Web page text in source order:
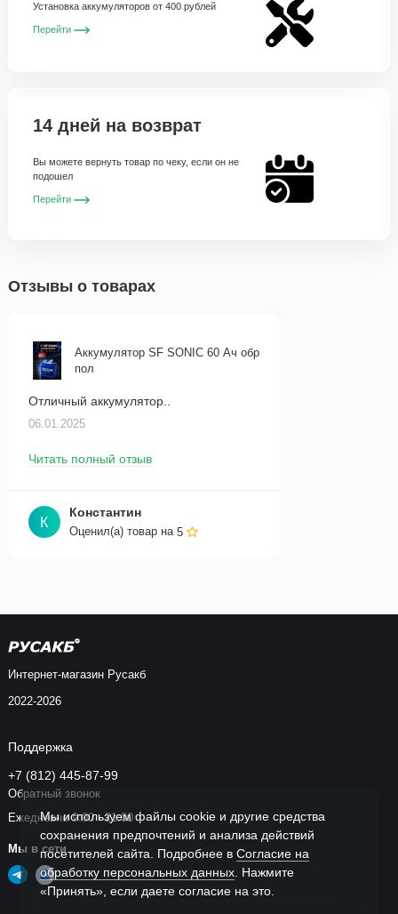
Установка аккумуляторов от 400 рублей
Перейти
14 дней на возврат
Вы можете вернуть товар по чеку, если он не
подошел
Перейти
Отзывы о товарах
Аккумулятор SF SONIC 60 Ач обр
пол
Отличный аккумулятор..
06.01.2025
Читать полный отзыв
К
Константин
Оценил(а) товар на5
Мы используем файлы cookie и другие средства
сохранения предпочтений и анализа действий
посетителей сайта. Подробнее в Согласие на
обработку персональных данных . Нажмите
«Принять», если даете согласие на это.
Интернет-магазин Русакб
2022-2026
Поддержка
+7 (812) 445-87-99
Обратный звонок
Ежедневно 9:00 - 21:00
Мы в сети